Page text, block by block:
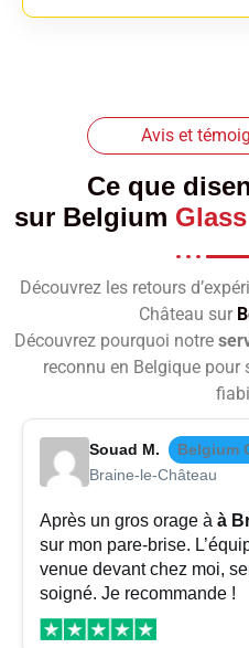
Avis et
Ce que
sur Belgium Glass
Découvrez les retours
Château sur
Découvrez pourquoi notre
reconnu en Belgique
Souad M.
Belgium
Braine-le-Château
Après un gros orage à à
sur mon pare-brise.
venue devant chez moi,
soigné. Je recommande !